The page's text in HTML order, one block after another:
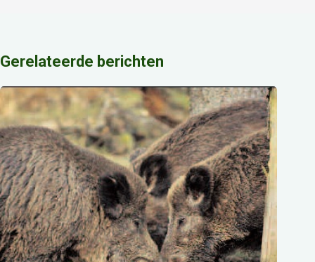
Gerelateerde berichten